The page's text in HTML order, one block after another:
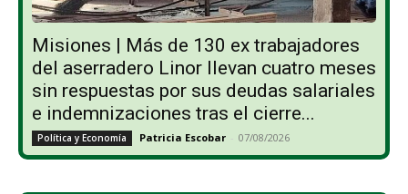
Misiones | Más de 130 ex trabajadores
del aserradero Linor llevan cuatro meses
sin respuestas por sus deudas salariales
e indemnizaciones tras el cierre...
Política y Economía Patricia Escobar - 07/08/2026